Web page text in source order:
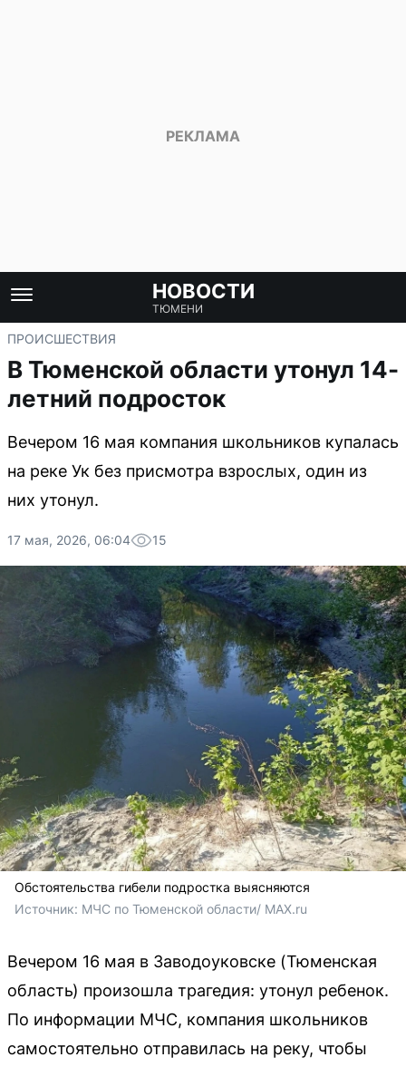
НОВОСТИ
ТЮМЕНИ
ПРОИСШЕСТВИЯ
В Тюменской области утонул 14-
летний подросток
Вечером 16 мая компания школьников купалась
на реке Ук без присмотра взрослых, один из
них утонул.
17 мая, 2026, 06:04 15
Обстоятельства гибели подростка выясняются
Источник: МЧС по Тюменской области/ MAX.ru
Вечером 16 мая в Заводоуковске (Тюменская
область) произошла трагедия: утонул ребенок.
По информации МЧС, компания школьников
самостоятельно отправилась на реку, чтобы